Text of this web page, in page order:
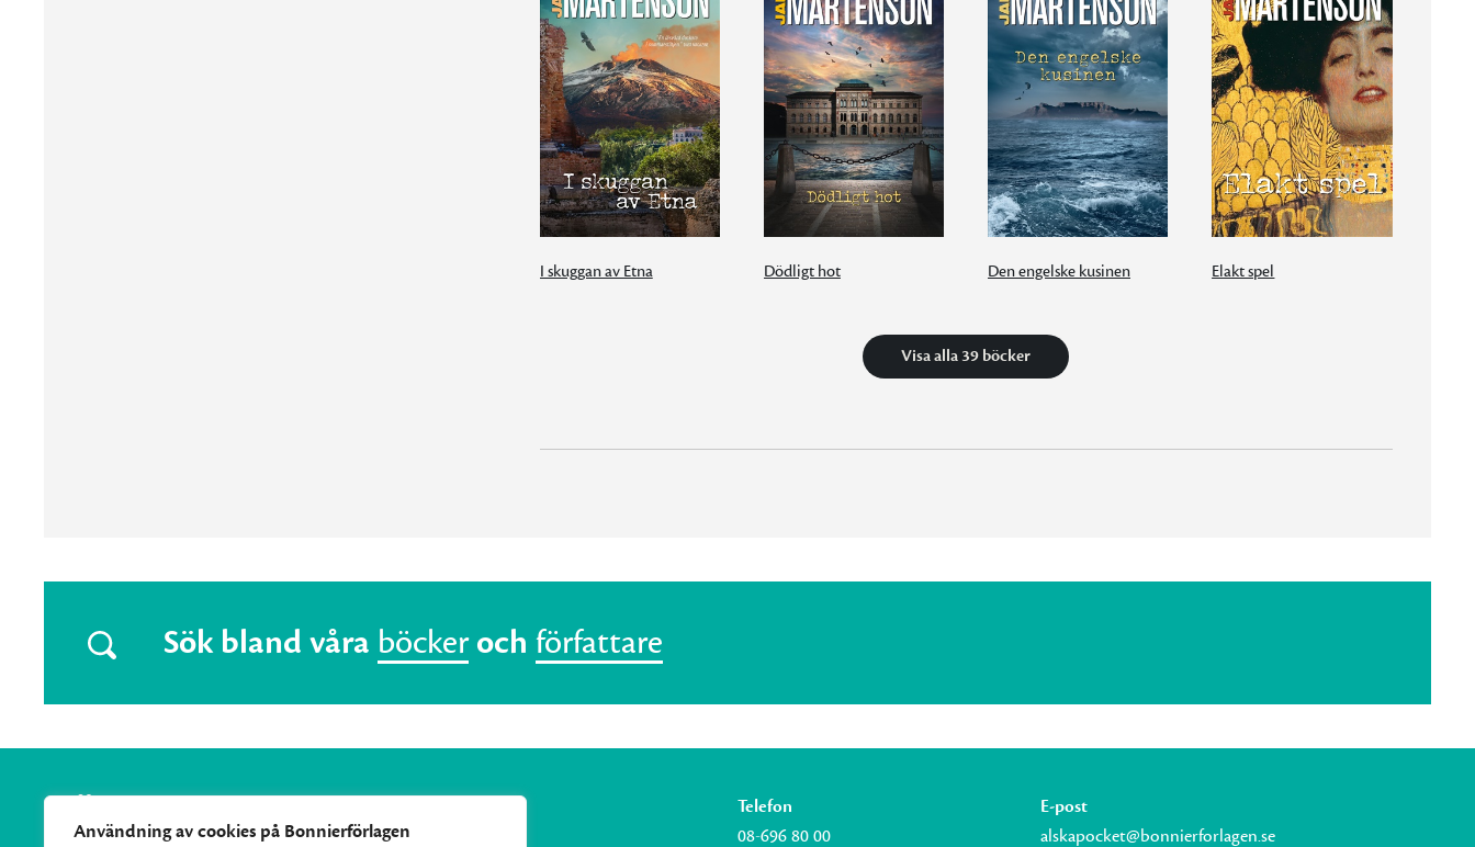
Användning av cookies på Bonnierförlagen
I skuggan av Etna Dödligt hot Den engelske kusinen Elakt spel
Visa alla 39 böcker
Sök bland våra böcker och författare
Telefon
08-696 80 00
E-post
alskapocket@bonnierforlagen.se